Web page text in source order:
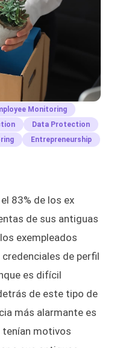
Monitoring
Data Protection
Entrepreneurship
83% de los ex
de sus antiguas
exempleados
de perfil
es difícil
de este tipo de
más alarmante es
tenían motivos